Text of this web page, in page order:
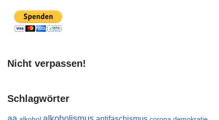
Nicht verpassen!
Schlagwörter